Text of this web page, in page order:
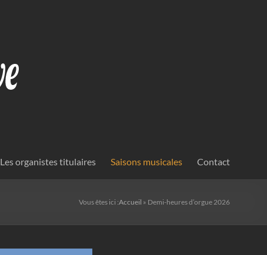
Les organistes titulaires Saisons musicales Contact
Vous êtes ici :Accueil » Demi-heures d’orgue 2026